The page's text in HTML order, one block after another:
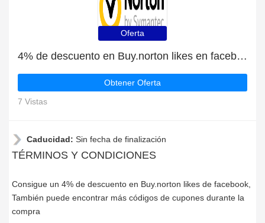
Oferta
4% de descuento en Buy.norton likes en facebook
Obtener Oferta
7 Vistas
Caducidad: Sin fecha de finalización
TÉRMINOS Y CONDICIONES
Consigue un 4% de descuento en Buy.norton likes de facebook,
También puede encontrar más códigos de cupones durante la
compra